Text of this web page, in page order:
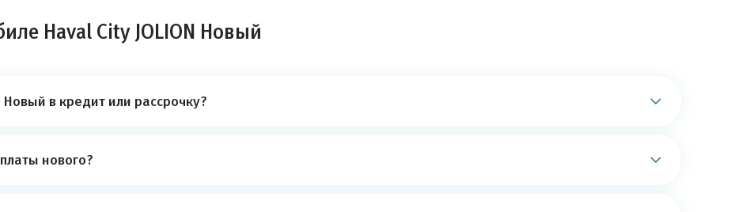
Haval City JOLION Новый
в кредит или рассрочку?
нового?